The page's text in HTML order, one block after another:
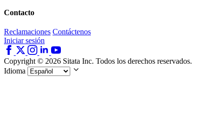
Contacto
Reclamaciones Contáctenos
Iniciar sesión
Copyright © 2026 Sitata Inc. Todos los derechos reservados.
Idioma